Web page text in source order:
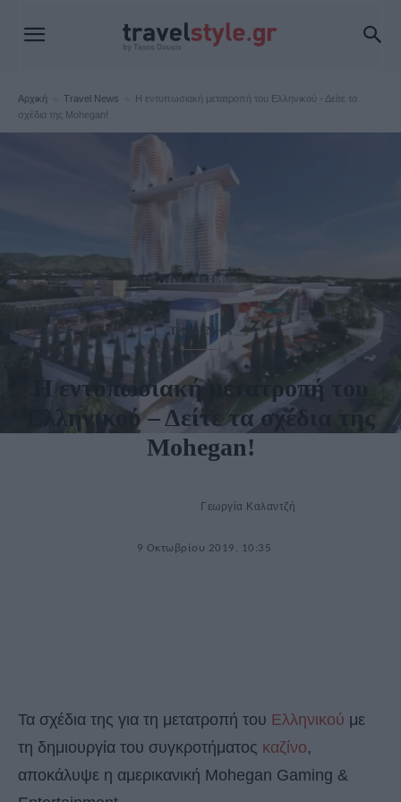
Αρχική Travel News
Η εντυπωσιακή μετατροπή του Ελληνικού - Δείτε τα
σχέδια της Mohegan!
Travel News
Η εντυπωσιακή μετατροπή του
Ελληνικού – Δείτε τα σχέδια της
Mohegan!
Γεωργία Καλαντζή
9 Οκτωβρίου 2019, 10:35
Τα σχέδια της για τη μετατροπή του Ελληνικού με
τη δημιουργία του συγκροτήματος καζίνο,
αποκάλυψε η αμερικανική Mohegan Gaming &